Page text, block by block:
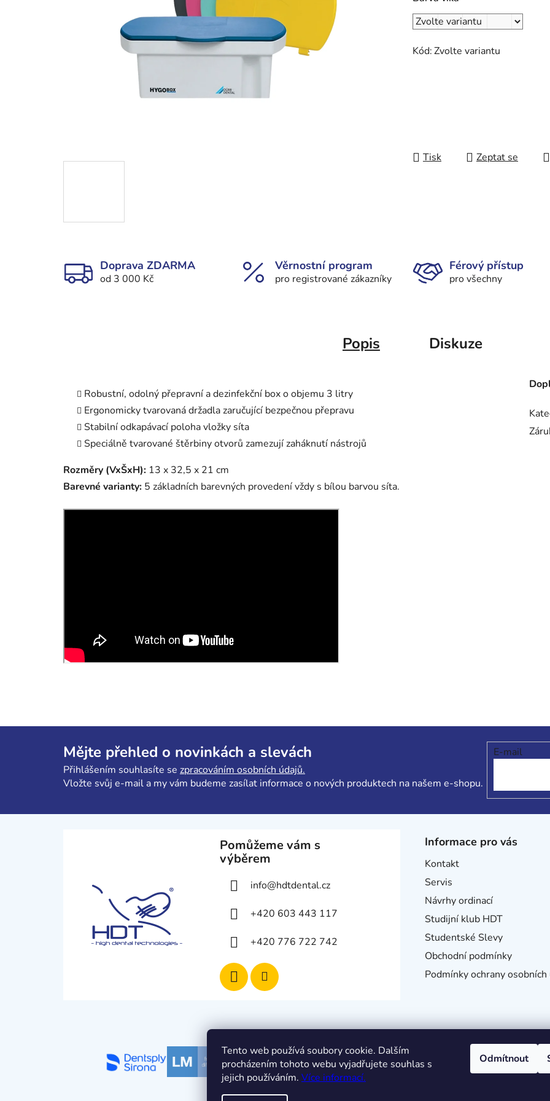
Tento web používá soubory cookie. Dalším
procházením tohoto webu vyjadřujete souhlas s
jejich používáním. Více informací.
Odmítnout
Kód:Zvolte variantu
Tisk Zeptat se
Doprava ZDARMA
od 3 000 Kč
Věrnostní program
pro registrované zákazníky
Férový přístup
pro všechny
Popis Diskuze
Robustní, odolný přepravní a dezinfekční box o objemu 3 litry
Ergonomicky tvarovaná držadla zaručující bezpečnou přepravu
Stabilní odkapávací poloha vložky síta
Speciálně tvarované štěrbiny otvorů zamezují zaháknutí nástrojů
Rozměry (VxŠxH): 13 x 32,5 x 21 cm
Barevné varianty: 5 základních barevných provedení vždy s bílou barvou síta.
í
Mějte přehled o novinkách a slevách
Přihlášením souhlasíte se zpracováním osobních údajů.
Vložte svůj e-mail a my vám budeme zasílat informace o nových produktech na našem e-shopu.
E-mail
Pomůžeme vám s
výběrem
info@hdtdental.cz
+420 603 443 117
+420 776 722 742
Informace pro vás
Kontakt
Servis
Návrhy ordinací
Studijní klub HDT
Studentské Slevy
Obchodní podmínky
Podmínky ochrany osobních